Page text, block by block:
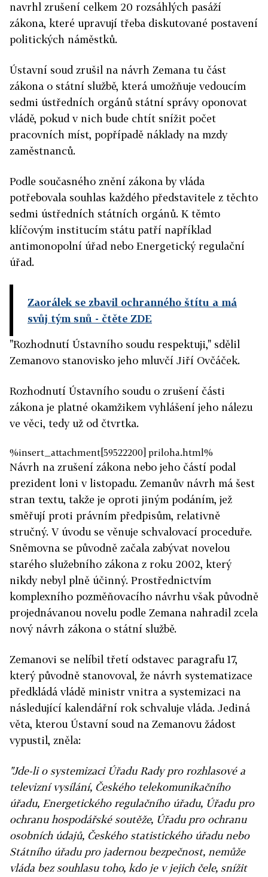
navrhl zrušení celkem 20 rozsáhlých pasáží
zákona, které upravují třeba diskutované postavení
politických náměstků.
Ústavní soud zrušil na návrh Zemana tu část
zákona o státní službě, která umožňuje vedoucím
sedmi ústředních orgánů státní správy oponovat
vládě, pokud v nich bude chtít snížit počet
pracovních míst, popřípadě náklady na mzdy
zaměstnanců.
Podle současného znění zákona by vláda
potřebovala souhlas každého představitele z těchto
sedmi ústředních státních orgánů. K těmto
klíčovým institucím státu patří například
antimonopolní úřad nebo Energetický regulační
úřad.
Zaorálek se zbavil ochranného štítu a má
svůj tým snů - čtěte ZDE
"Rozhodnutí Ústavního soudu respektuji," sdělil
Zemanovo stanovisko jeho mluvčí Jiří Ovčáček.
Rozhodnutí Ústavního soudu o zrušení části
zákona je platné okamžikem vyhlášení jeho nálezu
ve věci, tedy už od čtvrtka.
%insert_attachment[59522200] priloha.html%
Návrh na zrušení zákona nebo jeho částí podal
prezident loni v listopadu. Zemanův návrh má šest
stran textu, takže je oproti jiným podáním, jež
směřují proti právním předpisům, relativně
stručný. V úvodu se věnuje schvalovací proceduře.
Sněmovna se původně začala zabývat novelou
starého služebního zákona z roku 2002, který
nikdy nebyl plně účinný. Prostřednictvím
komplexního pozměňovacího návrhu však původně
projednávanou novelu podle Zemana nahradil zcela
nový návrh zákona o státní službě.
Zemanovi se nelíbil třetí odstavec paragrafu 17,
který původně stanovoval, že návrh systematizace
předkládá vládě ministr vnitra a systemizaci na
následující kalendářní rok schvaluje vláda. Jediná
věta, kterou Ústavní soud na Zemanovu žádost
vypustil, zněla:
"Jde-li o systemizaci Úřadu Rady pro rozhlasové a
televizní vysílání, Českého telekomunikačního
úřadu, Energetického regulačního úřadu, Úřadu pro
ochranu hospodářské soutěže, Úřadu pro ochranu
osobních údajů, Českého statistického úřadu nebo
Státního úřadu pro jadernou bezpečnost, nemůže
vláda bez souhlasu toho, kdo je v jejich čele, snížit